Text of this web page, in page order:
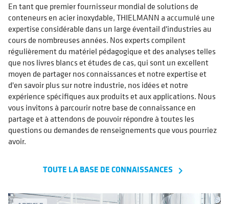
En tant que premier fournisseur mondial de solutions de
conteneurs en acier inoxydable, THIELMANN a accumulé une
expertise considérable dans un large éventail d'industries au
cours de nombreuses années. Nos experts compilent
régulièrement du matériel pédagogique et des analyses telles
que nos livres blancs et études de cas, qui sont un excellent
moyen de partager nos connaissances et notre expertise et
d'en savoir plus sur notre industrie, nos idées et notre
expérience spécifiques aux produits et aux applications. Nous
vous invitons à parcourir notre base de connaissance en
partage et à attendons de pouvoir répondre à toutes les
questions ou demandes de renseignements que vous pourriez
avoir.
TOUTE LA BASE DE CONNAISSANCES navigate_next